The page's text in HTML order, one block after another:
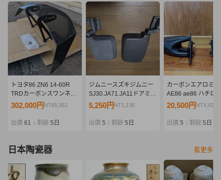
トヨタ86 ZN6 14-60R
TRDカーボンスワンネッ
ク GTウィング MS342-
302,000円 NT65,352
出價 61 剩餘 5日
ジムニースズキジムニー
SJ30.JA71.JA11ドアミラ
ー、サイドミラー左右セ
5,250円 NT1,136
出價 5 剩餘 5日
カーボンエアロミ
AE86 ae86 ハチロ
アロミラー トレノ
ドリフト 左右セッ
20,500円 NT4,436
出價 5 剩餘 5日
日本陶瓷器 看更多